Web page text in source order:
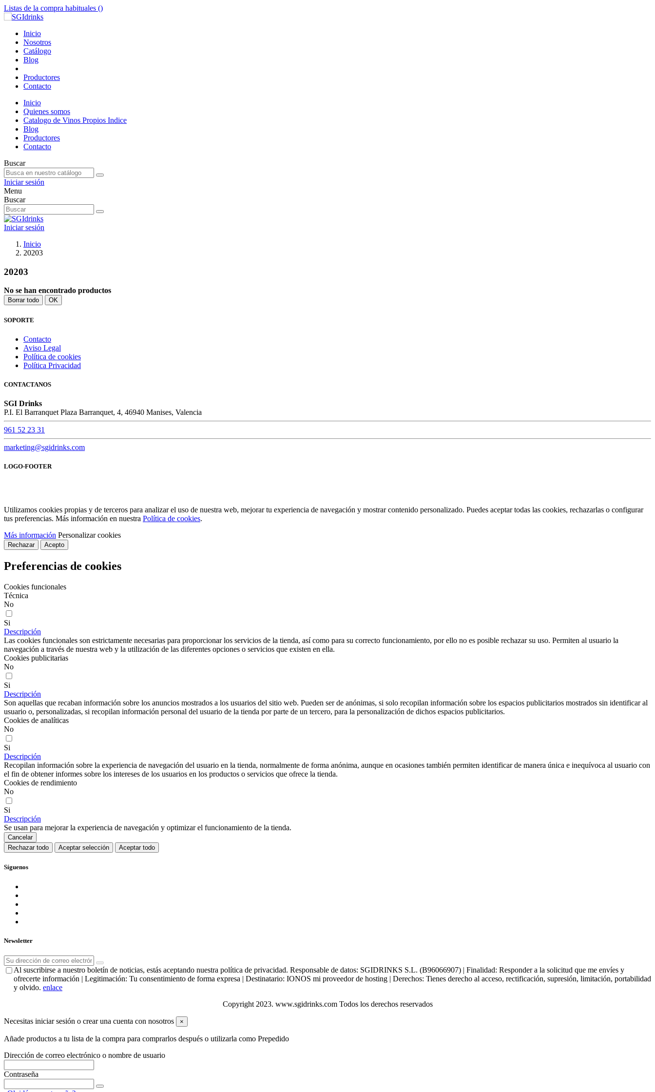
Listas de la compra habituales ()
Inicio
Nosotros
Catálogo
Blog
Productores
Contacto
Inicio
Quienes somos
Catalogo de Vinos Propios Indice
Blog
Productores
Contacto
Buscar
Iniciar sesión
Menu
Buscar
Iniciar sesión
Inicio
20203
20203
No se han encontrado productos
Borrar todo OK
SOPORTE
Contacto
Aviso Legal
Política de cookies
Política Privacidad
CONTACTANOS
SGI Drinks
P.I. El Barranquet Plaza Barranquet, 4, 46940 Manises, Valencia
961 52 23 31
marketing@sgidrinks.com
LOGO-FOOTER
Utilizamos cookies propias y de terceros para analizar el uso de nuestra web, mejorar tu experiencia de navegación y mostrar contenido personalizado. Puedes aceptar todas las cookies, rechazarlas o configurar
tus preferencias. Más información en nuestra Política de cookies.
Más información Personalizar cookies
Rechazar Acepto
Preferencias de cookies
Cookies funcionales
Técnica
No
Si
Descripción
Las cookies funcionales son estrictamente necesarias para proporcionar los servicios de la tienda, así como para su correcto funcionamiento, por ello no es posible rechazar su uso. Permiten al usuario la
navegación a través de nuestra web y la utilización de las diferentes opciones o servicios que existen en ella.
Cookies publicitarias
No
Si
Descripción
Son aquellas que recaban información sobre los anuncios mostrados a los usuarios del sitio web. Pueden ser de anónimas, si solo recopilan información sobre los espacios publicitarios mostrados sin identificar al
usuario o, personalizadas, si recopilan información personal del usuario de la tienda por parte de un tercero, para la personalización de dichos espacios publicitarios.
Cookies de analíticas
No
Si
Descripción
Recopilan información sobre la experiencia de navegación del usuario en la tienda, normalmente de forma anónima, aunque en ocasiones también permiten identificar de manera única e inequívoca al usuario con
el fin de obtener informes sobre los intereses de los usuarios en los productos o servicios que ofrece la tienda.
Cookies de rendimiento
No
Si
Descripción
Se usan para mejorar la experiencia de navegación y optimizar el funcionamiento de la tienda.
Cancelar
Rechazar todo
Aceptar selección Aceptar todo
Síguenos
Newsletter
Al suscribirse a nuestro boletín de noticias, estás aceptando nuestra política de privacidad. Responsable de datos: SGIDRINKS S.L. (B96066907) | Finalidad: Responder a la solicitud que me envíes y
ofrecerte información | Legitimación: Tu consentimiento de forma expresa | Destinatario: IONOS mi proveedor de hosting | Derechos: Tienes derecho al acceso, rectificación, supresión, limitación, portabilidad
y olvido. enlace
Copyright 2023. www.sgidrinks.com Todos los derechos reservados
Necesitas iniciar sesión o crear una cuenta con nosotros ×
Añade productos a tu lista de la compra para comprarlos después o utilizarla como Prepedido
Dirección de correo electrónico o nombre de usuario
Contraseña